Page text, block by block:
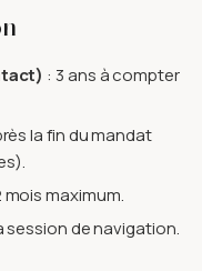
: 3 ans à compter
la fin du mandat
mois maximum.
session de navigation.